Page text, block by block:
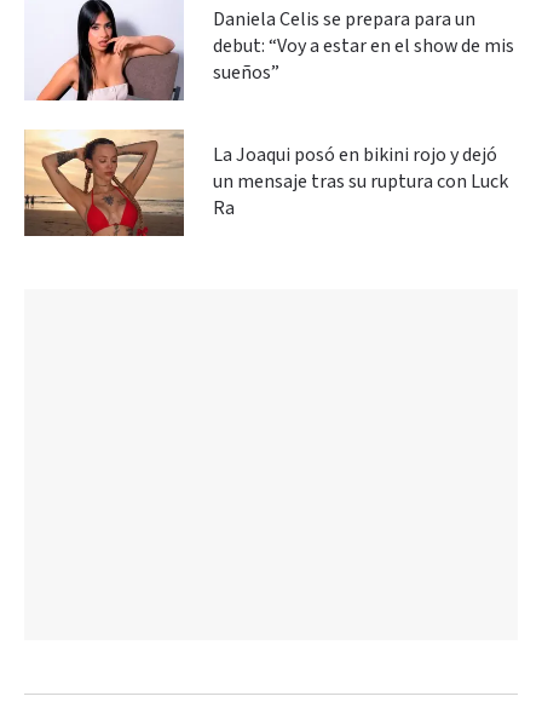
Daniela Celis se prepara para un
debut: “Voy a estar en el show de mis
sueños”
La Joaqui posó en bikini rojo y dejó
un mensaje tras su ruptura con Luck
Ra